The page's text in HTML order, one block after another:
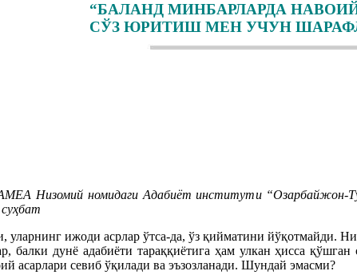
“БАЛАНД МИНБАРЛАРДА
СЎЗ ЮРИТИШ МЕН УЧУН
Низомий номидаги Адабиёт институти “Озарбайжон-
уларнинг ижоди асрлар ўтса-да, ўз қийматини йўқотмайди.
дунё адабиёти тараққиётига ҳам улкан ҳисса
асарлари севиб ўқилади ва эъзозланади. Шундай эмасми?